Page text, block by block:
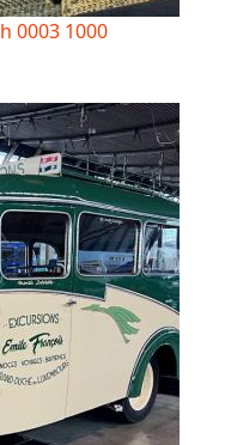
0003 1000